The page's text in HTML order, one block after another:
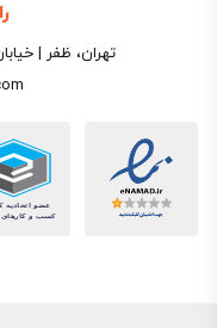
تهران، ظفر |